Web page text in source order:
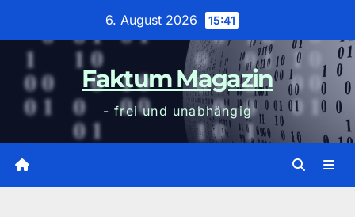
6. August 2026 15:41
Faktum Magazin
- frei und unabhängig